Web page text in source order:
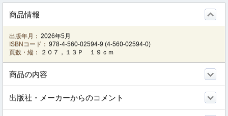
商品情報
出版年月： 2026年5月
ISBNコード： 978-4-560-02594-9 (4-560-02594-0)
頁数・縦：
２０７，１３Ｐ １９ｃｍ
商品の内容
出版社・メーカーからのコメント